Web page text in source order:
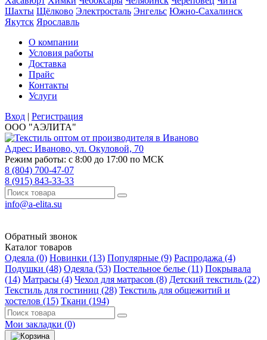
Шахты Щёлково Электросталь Энгельс Южно-Сахалинск
Якутск Ярославль
О компании
Условия работы
Доставка
Прайс
Контакты
Услуги
Вход | Регистрация
ООО "АЭЛИТА"
Адрес: Иваново, ул. Окуловой, 70
Режим работы: с 8:00 до 17:00 по МСК
8 (804) 700-47-07
8 (915) 843-33-33
info@a-elita.su
Обратный звонок
Каталог товаров
Одеяла (0) Новинки (13) Популярные (9) Распродажа (4)
Подушки (48) Одеяла (53) Постельное белье (11) Покрывала
(14) Матрасы (4) Чехол для матрасов (8) Детский текстиль (22)
Текстиль для гостиниц (28) Текстиль для общежитий и
хостелов (15) Ткани (194)
Мои закладки (0)